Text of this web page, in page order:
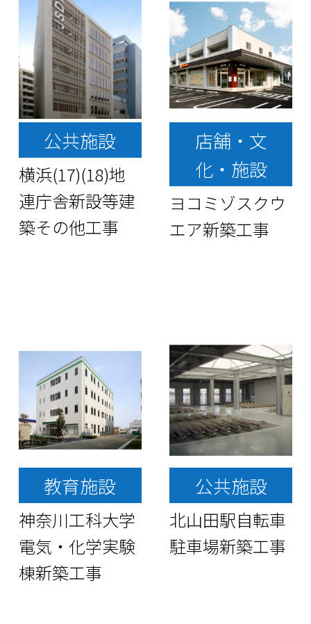
公共施設
横浜(17)(18)地
連庁舎新設等建
築その他工事
店舗・文
化・施設
ヨコミゾスクウ
エア新築工事
教育施設
神奈川工科大学
電気・化学実験
棟新築工事
公共施設
北山田駅自転車
駐車場新築工事